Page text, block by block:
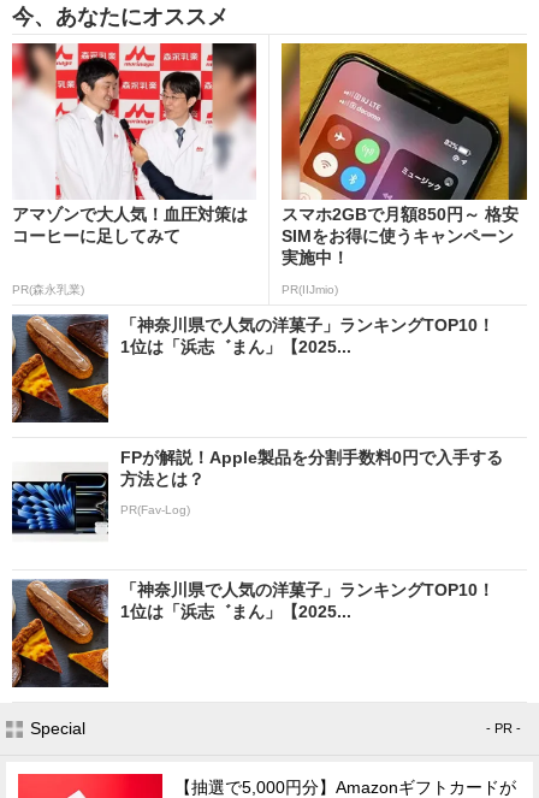
今、あなたにオススメ
アマゾンで大人気！血圧対策は
コーヒーに足してみて
PR(森永乳業)
スマホ2GBで月額850円～ 格安
SIMをお得に使うキャンペーン
実施中！
PR(IIJmio)
「神奈川県で人気の洋菓子」ランキングTOP10！
1位は「浜志゛まん」【2025...
FPが解説！Apple製品を分割手数料0円で入手する
方法とは？
PR(Fav-Log)
「神奈川県で人気の洋菓子」ランキングTOP10！
1位は「浜志゛まん」【2025...
Special - PR -
【抽選で5,000円分】Amazonギフトカードが